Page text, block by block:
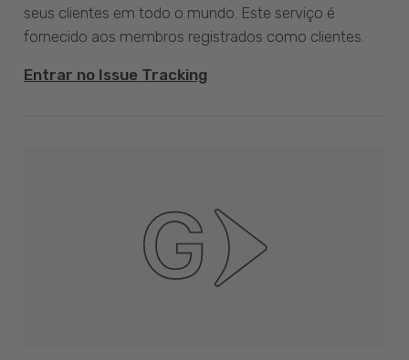
seus clientes em todo o mundo. Este serviço é
fornecido aos membros registrados como clientes.
Entrar no Issue Tracking